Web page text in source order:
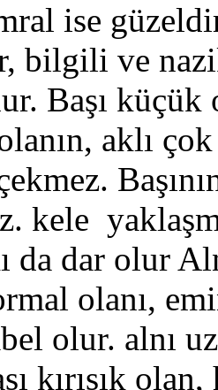
ise
bilgili ve
Başı küçük
aklı
kele
da dar olur
olanı,
olur. alnı
kırışık